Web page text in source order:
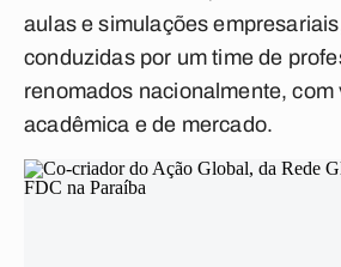
aulas e simulações
conduzidas por um time de
renomados nacionalmente,
acadêmica e de mercado.